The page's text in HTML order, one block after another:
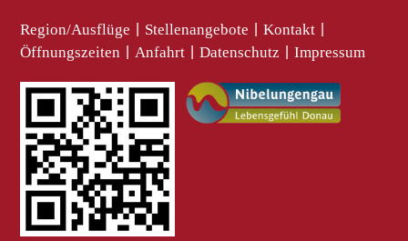
Region/Ausflüge Stellenangebote Kontakt
Öffnungszeiten Anfahrt Datenschutz Impressum